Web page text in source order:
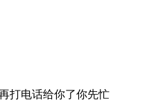
打电话给你了你先忙